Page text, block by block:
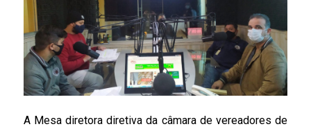
A Mesa diretora diretiva da câmara de vereadores de